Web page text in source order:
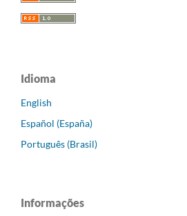
Idioma
English
Español (España)
Português (Brasil)
Informações